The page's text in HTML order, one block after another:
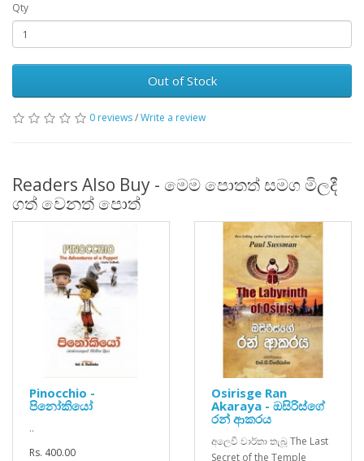
Qty
Out of Stock
0 reviews/Write a review
Readers Also Buy - මෙම පොතත් සමග මිලදී
ගත් වෙනත් පොත්
Pinocchio -
පිනෝකියෝ
..
Rs. 400.00
Osirisge Ran
Akaraya - ඔසිරිස්ගේ
රන් ආකරය
අලෙවි වාර්තා තැබූ The Last
Secret of the Temple